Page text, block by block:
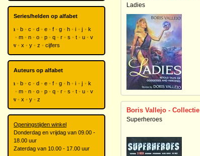
Ladies
Boris Vallejo - Collectie
Superheroes
Series/helden op alfabet
a b c d e f g h i j
k
m n o p q r s t u
v
w
x y z cijfers
Auteurs op alfabet
a b c d e f g h i j
k
m n o p q r s t u
v
w
x y z
Openingstijden winkel
Donderdag en vrijdag van 09.00 -
18.00 uur
Zaterdag van 10.00 - 17.00 uur